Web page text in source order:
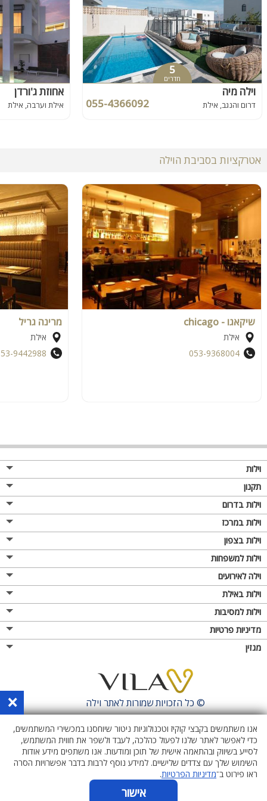
5
חדרים
וילה מיה
דרום והנגב, אילת 055-4366092
אחוזת ג'ורדן
אילת וערבה, אילת
אטרקציות בסביבת הוילה
שיקאגו - chicago
אילת
053-9368004
מרינה גריל
אילת
9442988
וילות
תקנון
וילות בדרום
וילות במרכז
וילות בצפון
וילות למשפחות
וילה לאירועים
וילות באילת
וילות למסיבות
מדיניות פרטיות
מגזין
© כל הזכויות שמורות לאתרוילה ×
אנו משתמשים בקבצי קוקיז וטכנולוגיות ניטור שיוחסנו במכשירי המשתמשים,
כדי לאפשר לאתר שלנו לפעול כהלכה, לעבד ולשפר את חווית המשתמש,
לסייע בשיווק ובהתאמה אישית של תוכן ומודעות. אנו משתפים מידע אודות
השימוש שלך עם צדדים שלישיים. למידע נוסף לרבות בדבר אפשרויות הסרה
ראו פירוט ב־מדיניות הפרטיות.
אישור